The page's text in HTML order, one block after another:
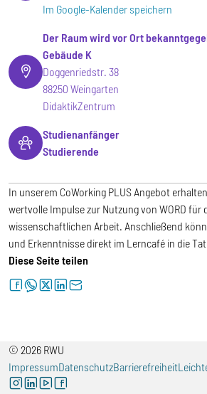
Im Google-Kalender speichern
Der Raum wird vor Ort
Gebäude K
Doggenriedstr. 38
88250 Weingarten
DidaktikZentrum
Studienanfänger
Studierende
In unserem CoWorking PLUS Angebot
wertvolle Impulse zur Nutzung von WORD für
wissenschaftlichen Arbeit. Anschließend
und Erkenntnisse direkt im Lerncafé in die
Diese Seite teilen
facebookwhatsapptwitterlinkedinletter
© 2026 RWU
ImpressumDatenschutzBarrierefreiheit
instagramlinkedinyoutubefacebook